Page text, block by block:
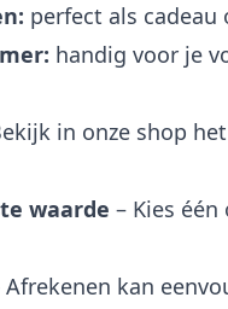
perfect als cadeau
handig voor je
in onze shop
waarde – Kies
Afrekenen kan